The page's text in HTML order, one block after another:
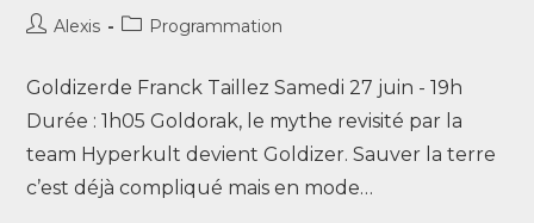
Alexis Programmation
Goldizerde Franck Taillez Samedi 27 juin - 19h
Durée : 1h05 Goldorak, le mythe revisité par la
team Hyperkult devient Goldizer. Sauver la terre
c’est déjà compliqué mais en mode…